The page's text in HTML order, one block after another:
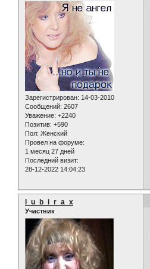
Зарегистрирован: 14-03-2010
Сообщений: 2607
Уважение: +2240
Позитив: +590
Пол: Женский
Провел на форуме:
1 месяц 27 дней
Последний визит:
28-12-2022 14:04:23
l_u_b_i_r_a_x
Участник